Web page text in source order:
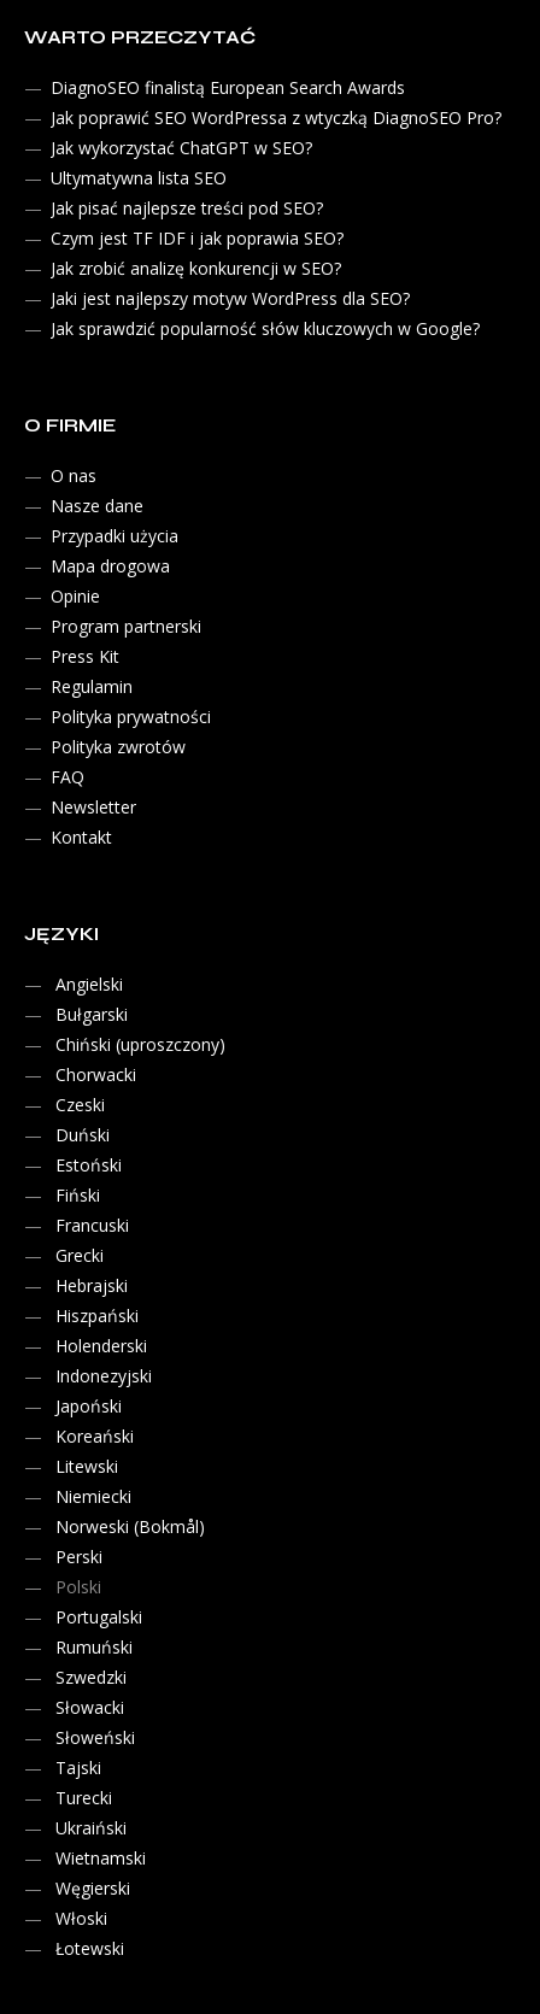
WARTO PRZECZYTAĆ
DiagnoSEO finalistą European Search Awards
Jak poprawić SEO WordPressa z wtyczką DiagnoSEO Pro?
Jak wykorzystać ChatGPT w SEO?
Ultymatywna lista SEO
Jak pisać najlepsze treści pod SEO?
Czym jest TF IDF i jak poprawia SEO?
Jak zrobić analizę konkurencji w SEO?
Jaki jest najlepszy motyw WordPress dla SEO?
Jak sprawdzić popularność słów kluczowych w Google?
O FIRMIE
O nas
Nasze dane
Przypadki użycia
Mapa drogowa
Opinie
Program partnerski
Press Kit
Regulamin
Polityka prywatności
Polityka zwrotów
FAQ
Newsletter
Kontakt
JĘZYKI
Angielski
Bułgarski
Chiński (uproszczony)
Chorwacki
Czeski
Duński
Estoński
Fiński
Francuski
Grecki
Hebrajski
Hiszpański
Holenderski
Indonezyjski
Japoński
Koreański
Litewski
Niemiecki
Norweski (Bokmål)
Perski
Polski
Portugalski
Rumuński
Szwedzki
Słowacki
Słoweński
Tajski
Turecki
Ukraiński
Wietnamski
Węgierski
Włoski
Łotewski